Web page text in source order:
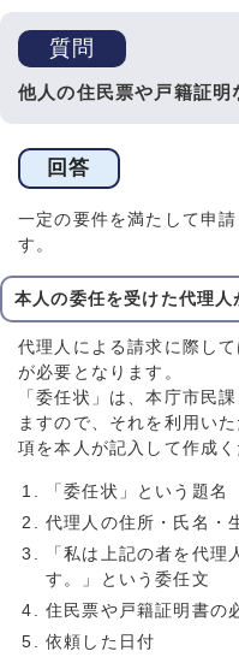
質問
他人の住民票や戸籍証
回答
一定の要件を満たして申
す。
本人の委任を受けた代理人
代理人による請求に際し
が必要となります。
「委任状」は、本庁市民
ますので、それを利用い
項を本人が記入して作成く
「委任状」という題名
代理人の住所・氏名・
「私は上記の者を代理
す。」という委任文
住民票や戸籍証明書の
依頼した日付